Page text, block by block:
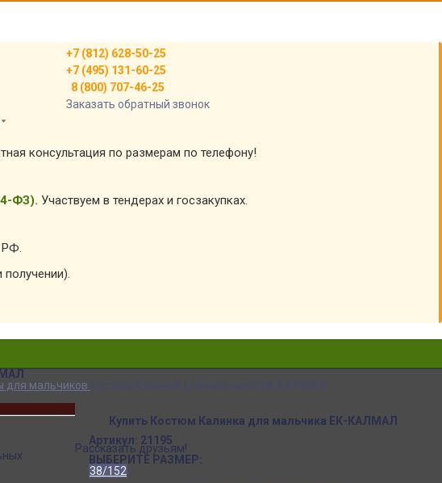
+7 (812) 628-50-25
+7 (495) 131-60-25
8 (800) 707-46-25
Заказать обратный звонок
консультация по размерам по телефону!
ФЗ). Участвуем в тендерах и госзакупках.
РФ.
получении).
для мальчиков Костюм Калинка для мальчика ЕК-КАЛМАЛ
Купить Костюм Калинка для мальчика ЕК-КАЛМАЛ
Артикул: 21195
ВЫБЕРИТЕ РАЗМЕР:
38/152
Рассказать друзьям!